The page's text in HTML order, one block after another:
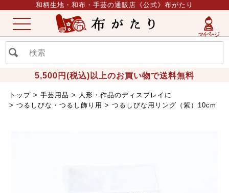
和柄生地・和布・手芸の通販店《公式》布がたり
5,500円(税込)以上のお買い物で送料無料
ME
NU
トップ 手芸用品
人形・作品のディスプレイに
つるしびな・つるし飾り用
つるしびな用リング（紫）10cm